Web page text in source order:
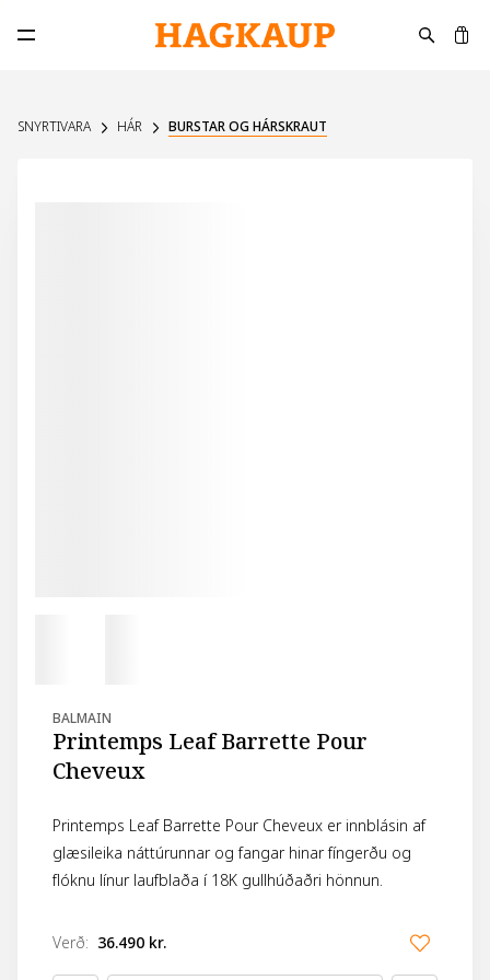
Opna aðalvalmynd
SNYRTIVARA HÁR BURSTAR OG HÁRSKRAUT
BALMAIN
Printemps Leaf Barrette Pour
Cheveux
Printemps Leaf Barrette Pour Cheveux er innblásin af
glæsileika náttúrunnar og fangar hinar fíngerðu og
flóknu línur laufblaða í 18K gullhúðaðri hönnun.
Verð: 36.490 kr.